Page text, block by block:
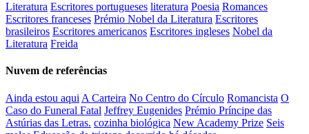
Literatura Escritores portugueses literatura Poesia Romances
Escritores franceses Prémio Nobel da Literatura Escritores
brasileiros Escritores americanos Escritores ingleses Nobel da
Literatura Freida
Nuvem de referências
Ainda estou aqui A Carteira No Centro do Círculo Romancista O
Caso do Funeral Fatal Jeffrey Eugenides Prémio Príncipe das
Astúrias das Letras. cozinha biológica New Academy Prize Seis